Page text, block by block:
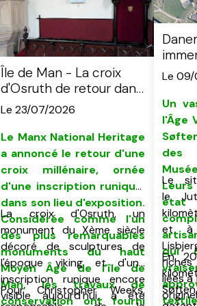
Île de Man - La croix
d'Osruth de retour dans
la chapelle royale de St
John's
Le 23/07/2026
Le Manx National Heritage
a annoncé le retour d'une
croix millénaire, ornée
d'une inscription runique,
dans son lieu d'exposition.
Considérée comme l'un
des plus remarquables
monuments du haut
Moyen Âge
de l'île de
Man,
les travaux de
conservation ont fourni
La croix d'Osruth, un
monument du Xème siècle
décoré de sculptures de
l'époque viking et d'une
inscription runique encore
visible aujourd'hui, a été
Pour Christopher Weeks,
nord
Le
Un
l'Âge
des
état
qui
Le
le
et à
liées
En